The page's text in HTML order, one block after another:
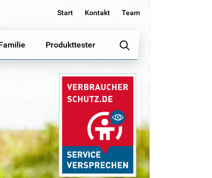
Start Kontakt Team
Produkttester